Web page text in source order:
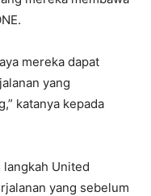
mereka dapat
yang
katanya kepada
United
yang sebelum